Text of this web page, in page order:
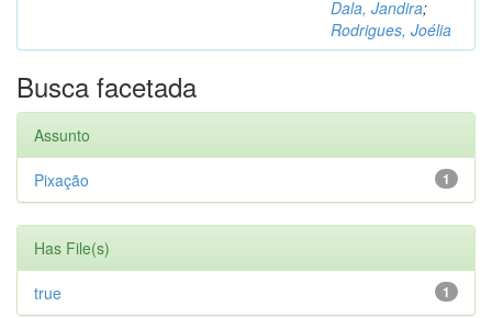
Dala, Jandira;
Rodrigues, Joélia
Busca facetada
Assunto
1
Pixação
Has File(s)
1
true